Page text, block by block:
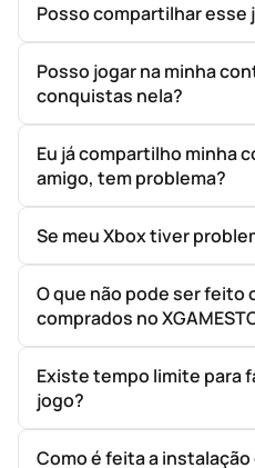
Posso compartilhar esse
Posso jogar na minha
conquistas nela?
Eu já compartilho minha
amigo, tem problema?
Se meu Xbox tiver
O que não pode ser feito
comprados no
Existe tempo limite para
jogo?
Como é feita a instalação